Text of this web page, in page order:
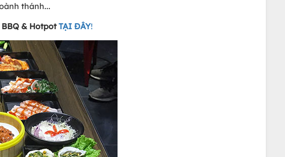
thánh...
BBQ & HotpotTẠI ĐÂY!